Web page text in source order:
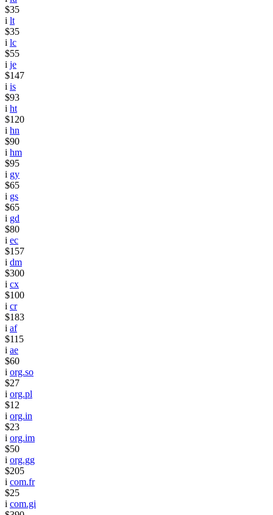
$35
i lt
$35
i lc
$55
i je
$147
i is
$93
i ht
$120
i hn
$90
i hm
$95
i gy
$65
i gs
$65
i gd
$80
i ec
$157
i dm
$300
i cx
$100
i cr
$183
i af
$115
i ae
$60
i org.so
$27
i org.pl
$12
i org.in
$23
i org.im
$50
i org.gg
$205
i com.fr
$25
i com.gi